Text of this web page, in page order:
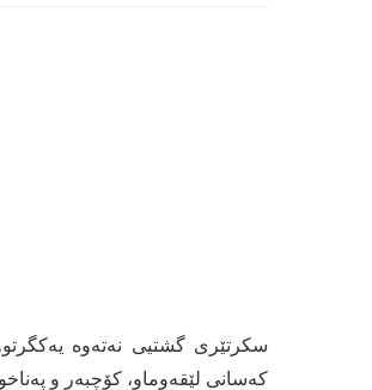
سکرتێری گشتیی نەتەوە
کەسانی لێقەوماو، کۆچبەر و